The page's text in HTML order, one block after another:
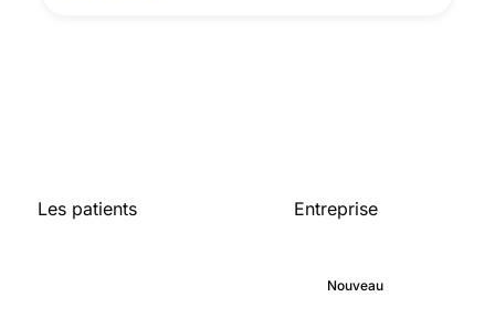
Les patients
Entreprise
Nouveau